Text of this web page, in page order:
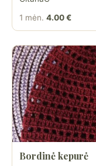
1 mėn. 4.00 €
Bordinė kepurė